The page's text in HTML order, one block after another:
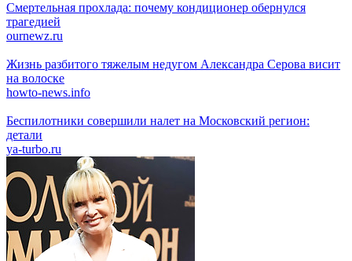
Смертельная прохлада: почему кондиционер обернулся
трагедией
ournewz.ru
Жизнь разбитого тяжелым недугом Александра Серова висит
на волоске
howto-news.info
Беспилотники совершили налет на Московский регион:
детали
ya-turbo.ru